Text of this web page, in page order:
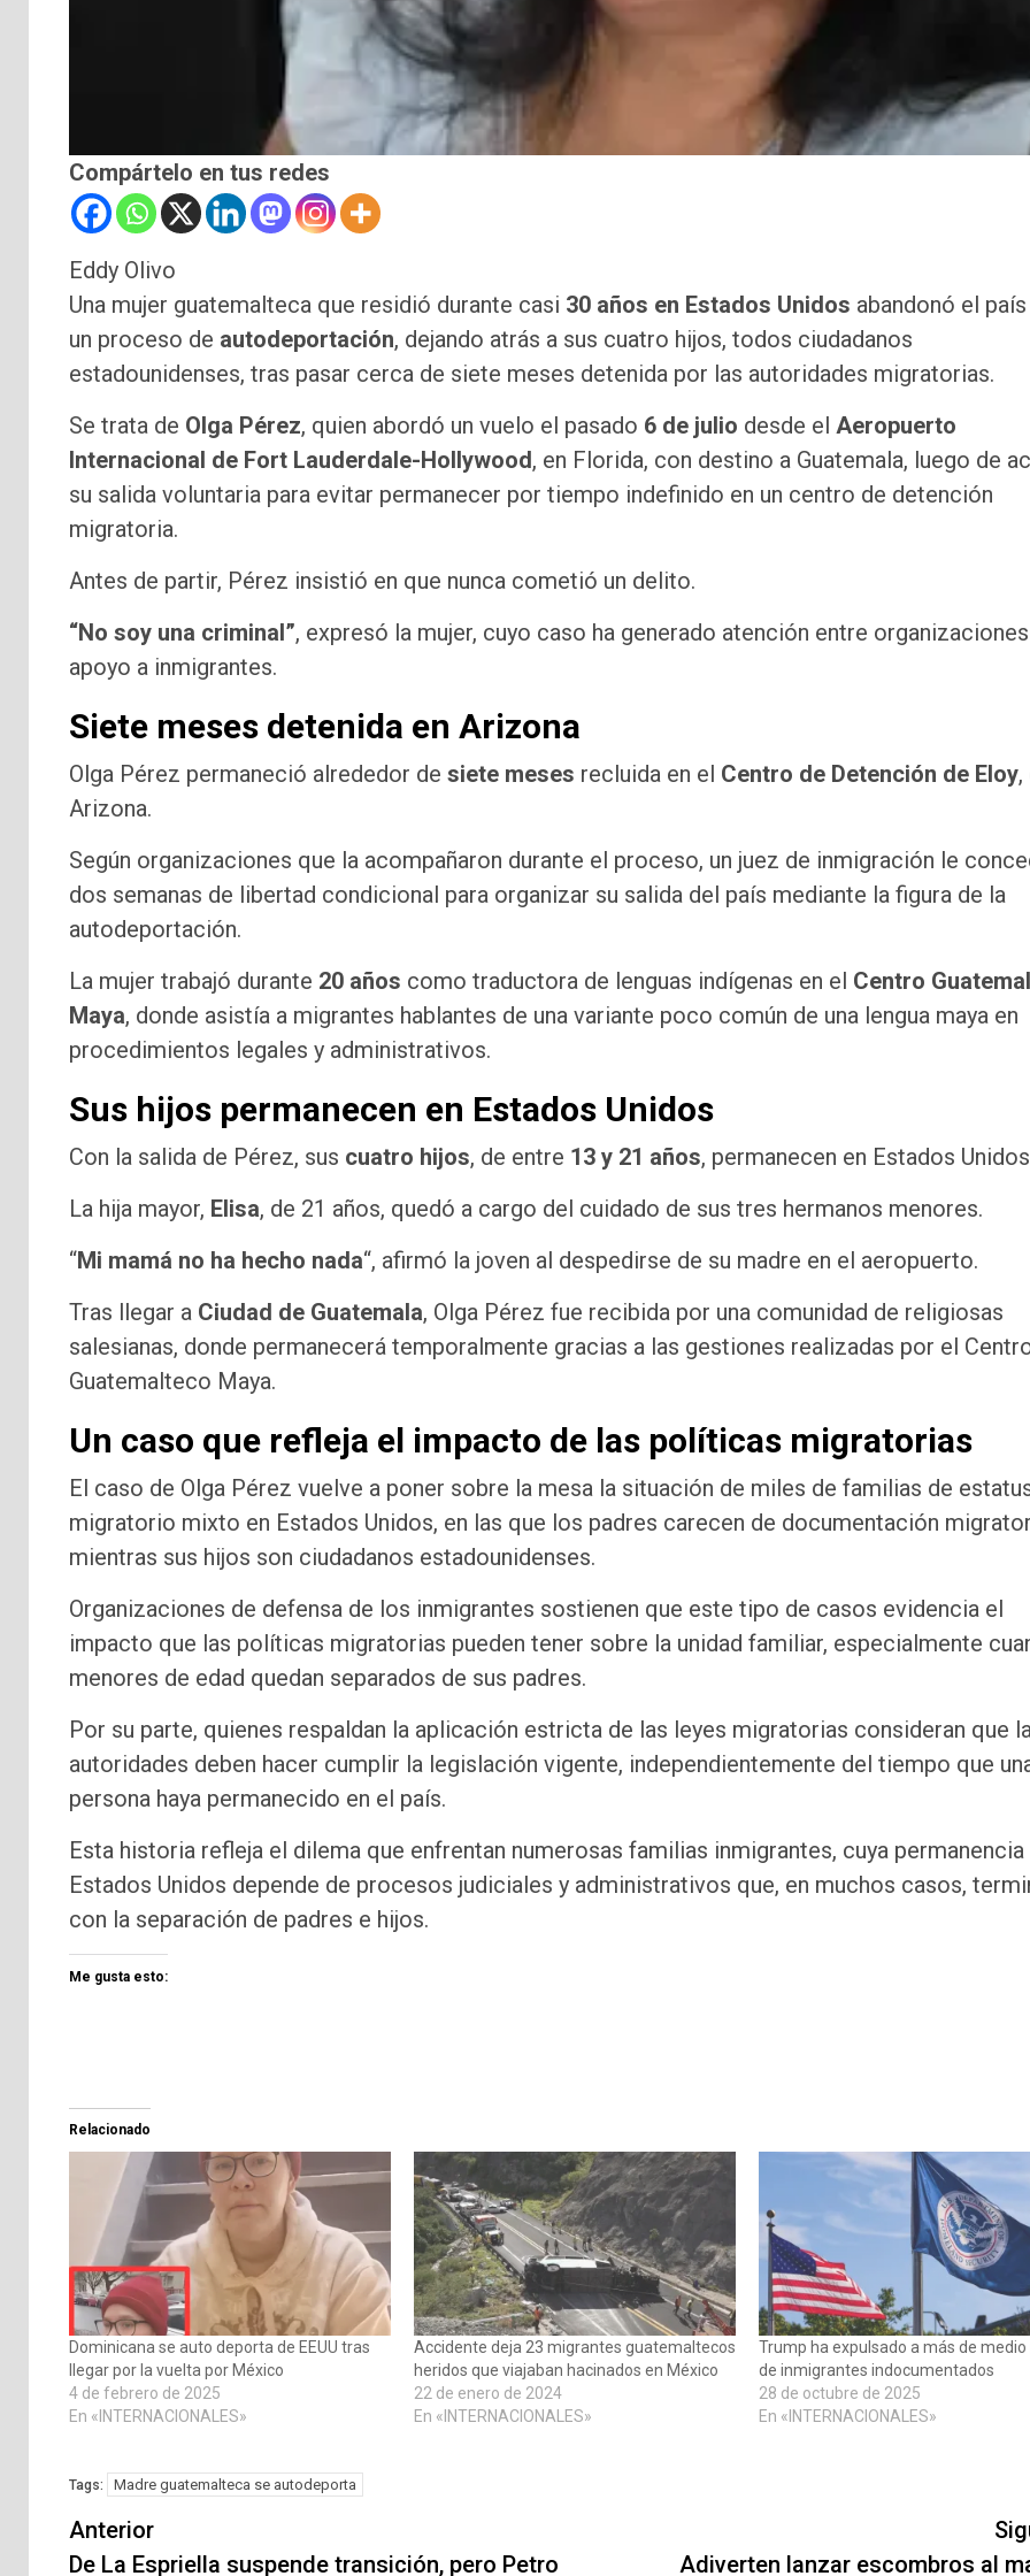
Compártelo en tus redes
Eddy Olivo
Una mujer guatemalteca que residió durante casi 30 años en Estados Unidos abandonó el
un proceso de autodeportación, dejando atrás a sus cuatro hijos, todos ciudadanos
estadounidenses, tras pasar cerca de siete meses detenida por las autoridades migratorias.
Se trata de Olga Pérez, quien abordó un vuelo el pasado 6 de julio desde el Aeropuerto
Internacional de Fort Lauderdale-Hollywood, en Florida, con destino a Guatemala, luego de
su salida voluntaria para evitar permanecer por tiempo indefinido en un centro de detención
migratoria.
Antes de partir, Pérez insistió en que nunca cometió un delito.
“No soy una criminal”, expresó la mujer, cuyo caso ha generado atención entre
apoyo a inmigrantes.
Siete meses detenida en Arizona
Olga Pérez permaneció alrededor de siete meses recluida en el Centro de Detención de Eloy,
Arizona.
Según organizaciones que la acompañaron durante el proceso, un juez de inmigración le
dos semanas de libertad condicional para organizar su salida del país mediante la figura de la
autodeportación.
La mujer trabajó durante 20 años como traductora de lenguas indígenas en el Centro
Maya, donde asistía a migrantes hablantes de una variante poco común de una lengua maya en
procedimientos legales y administrativos.
Sus hijos permanecen en Estados Unidos
Con la salida de Pérez, sus cuatro hijos, de entre 13 y 21 años, permanecen en Estados
La hija mayor, Elisa, de 21 años, quedó a cargo del cuidado de sus tres hermanos menores.
“Mi mamá no ha hecho nada“, afirmó la joven al despedirse de su madre en el aeropuerto.
Tras llegar a Ciudad de Guatemala, Olga Pérez fue recibida por una comunidad de religiosas
salesianas, donde permanecerá temporalmente gracias a las gestiones realizadas por el
Guatemalteco Maya.
Un caso que refleja el impacto de las políticas migratorias
El caso de Olga Pérez vuelve a poner sobre la mesa la situación de miles de familias de
migratorio mixto en Estados Unidos, en las que los padres carecen de documentación
mientras sus hijos son ciudadanos estadounidenses.
Organizaciones de defensa de los inmigrantes sostienen que este tipo de casos evidencia el
impacto que las políticas migratorias pueden tener sobre la unidad familiar, especialmente
menores de edad quedan separados de sus padres.
Por su parte, quienes respaldan la aplicación estricta de las leyes migratorias consideran que
autoridades deben hacer cumplir la legislación vigente, independientemente del tiempo que
persona haya permanecido en el país.
Esta historia refleja el dilema que enfrentan numerosas familias inmigrantes, cuya permanencia
Estados Unidos depende de procesos judiciales y administrativos que, en muchos casos,
con la separación de padres e hijos.
Me gusta esto:
Relacionado
Dominicana se auto deporta de EEUU tras
llegar por la vuelta por México
4 de febrero de 2025
En «INTERNACIONALES»
Accidente deja 23 migrantes guatemaltecos
heridos que viajaban hacinados en México
22 de enero de 2024
En «INTERNACIONALES»
Trump ha expulsado a más de medio
de inmigrantes indocumentados
28 de octubre de 2025
En «INTERNACIONALES»
Tags: Madre guatemalteca se autodeporta
Navegación
Anterior
De La Espriella suspende transición, pero Petro
Adiverten lanzar escombros al